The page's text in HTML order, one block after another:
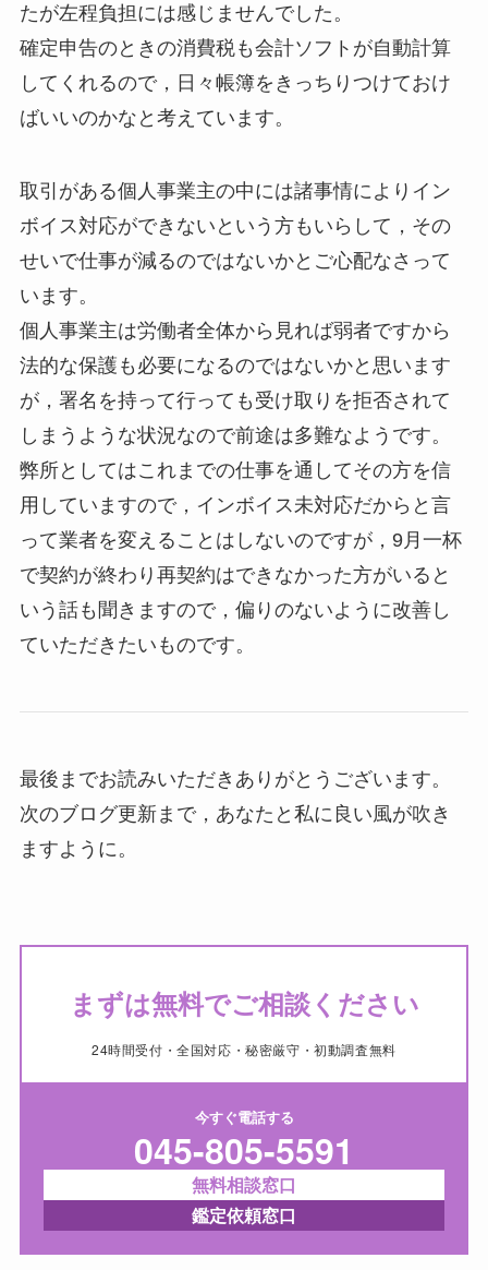
たが左程負担には感じませんでした。
確定申告のときの消費税も会計ソフトが自動計算
してくれるので，日々帳簿をきっちりつけておけ
ばいいのかなと考えています。
取引がある個人事業主の中には諸事情によりイン
ボイス対応ができないという方もいらして，その
せいで仕事が減るのではないかとご心配なさって
います。
個人事業主は労働者全体から見れば弱者ですから
法的な保護も必要になるのではないかと思います
が，署名を持って行っても受け取りを拒否されて
しまうような状況なので前途は多難なようです。
弊所としてはこれまでの仕事を通してその方を信
用していますので，インボイス未対応だからと言
って業者を変えることはしないのですが，9月一杯
で契約が終わり再契約はできなかった方がいると
いう話も聞きますので，偏りのないように改善し
ていただきたいものです。
最後までお読みいただきありがとうございます。
次のブログ更新まで，あなたと私に良い風が吹き
ますように。
まずは無料でご相談ください
24時間受付・全国対応・秘密厳守・初動調査無料
今すぐ電話する
045-805-5591
無料相談窓口
鑑定依頼窓口